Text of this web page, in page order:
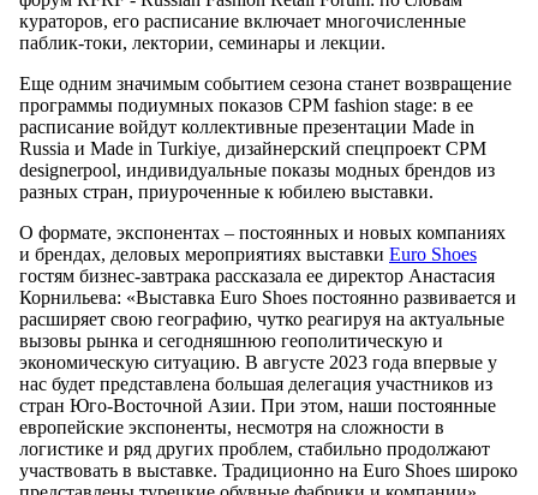
кураторов, его расписание включает многочисленные
паблик-токи, лектории, семинары и лекции.
Еще одним значимым событием сезона станет возвращение
программы подиумных показов CPM fashion stage: в ее
расписание войдут коллективные презентации Made in
Russia и Made in Turkiye, дизайнерский спецпроект CPM
designerpool, индивидуальные показы модных брендов из
разных стран, приуроченные к юбилею выставки.
О формате, экспонентах – постоянных и новых компаниях
и брендах, деловых мероприятиях выставки Euro Shoes
гостям бизнес-завтрака рассказала ее директор Анастасия
Корнильева: «Выставка Euro Shoes постоянно развивается и
расширяет свою географию, чутко реагируя на актуальные
вызовы рынка и сегодняшнюю геополитическую и
экономическую ситуацию. В августе 2023 года впервые у
нас будет представлена большая делегация участников из
стран Юго-Восточной Азии. При этом, наши постоянные
европейские экспоненты, несмотря на сложности в
логистике и ряд других проблем, стабильно продолжают
участвовать в выставке. Традиционно на Euro Shoes широко